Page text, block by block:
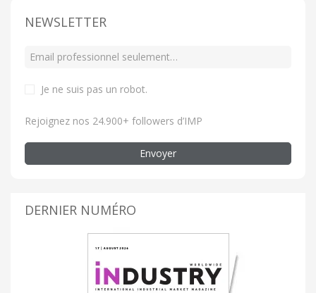
NEWSLETTER
Je ne suis pas un robot.
Rejoignez nos 24.900+ followers d’IMP
Envoyer
DERNIER NUMÉRO